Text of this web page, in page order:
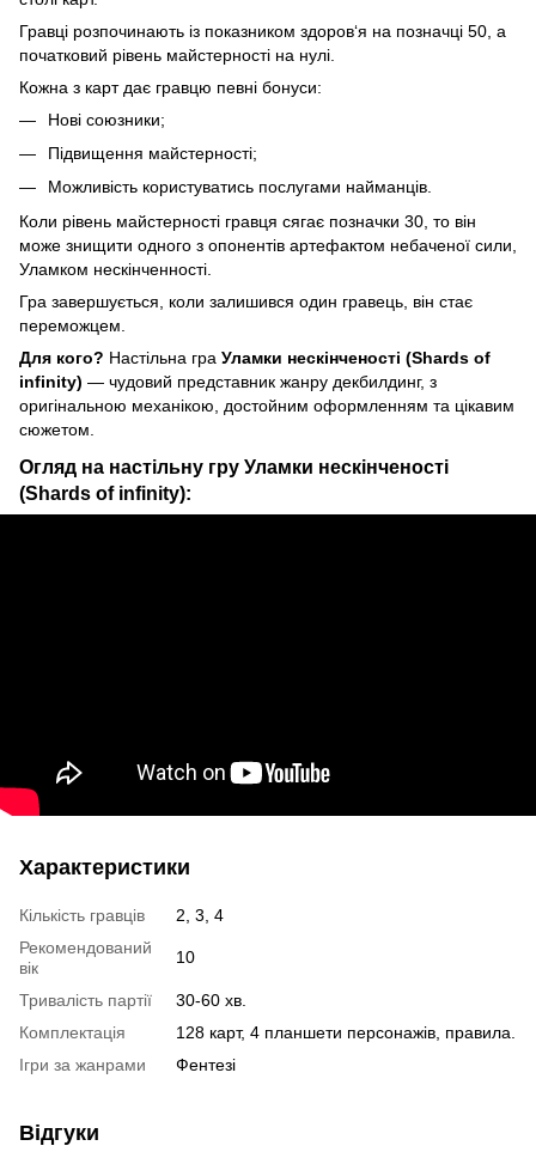
Гравці розпочинають із показником здоров‘я на позначці 50, а
початковий рівень майстерності на нулі.
Кожна з карт дає гравцю певні бонуси:
Нові союзники;
Підвищення майстерності;
Можливість користуватись послугами найманців.
Коли рівень майстерності гравця сягає позначки 30, то він
може знищити одного з опонентів артефактом небаченої сили,
Уламком нескінченності.
Гра завершується, коли залишився один гравець, він стає
переможцем.
Для кого? Настільна гра Уламки нескінченості (Shards of
infinity) — чудовий представник жанру декбилдинг, з
оригінальною механікою, достойним оформленням та цікавим
сюжетом.
Огляд на настільну гру Уламки нескінченості
(Shards of infinity):
Характеристики
Кількість гравців
2, 3, 4
Рекомендований
вік
10
Тривалість партії
30-60 хв.
Комплектація
128 карт, 4 планшети персонажів, правила.
Ігри за жанрами
Фентезі
Відгуки